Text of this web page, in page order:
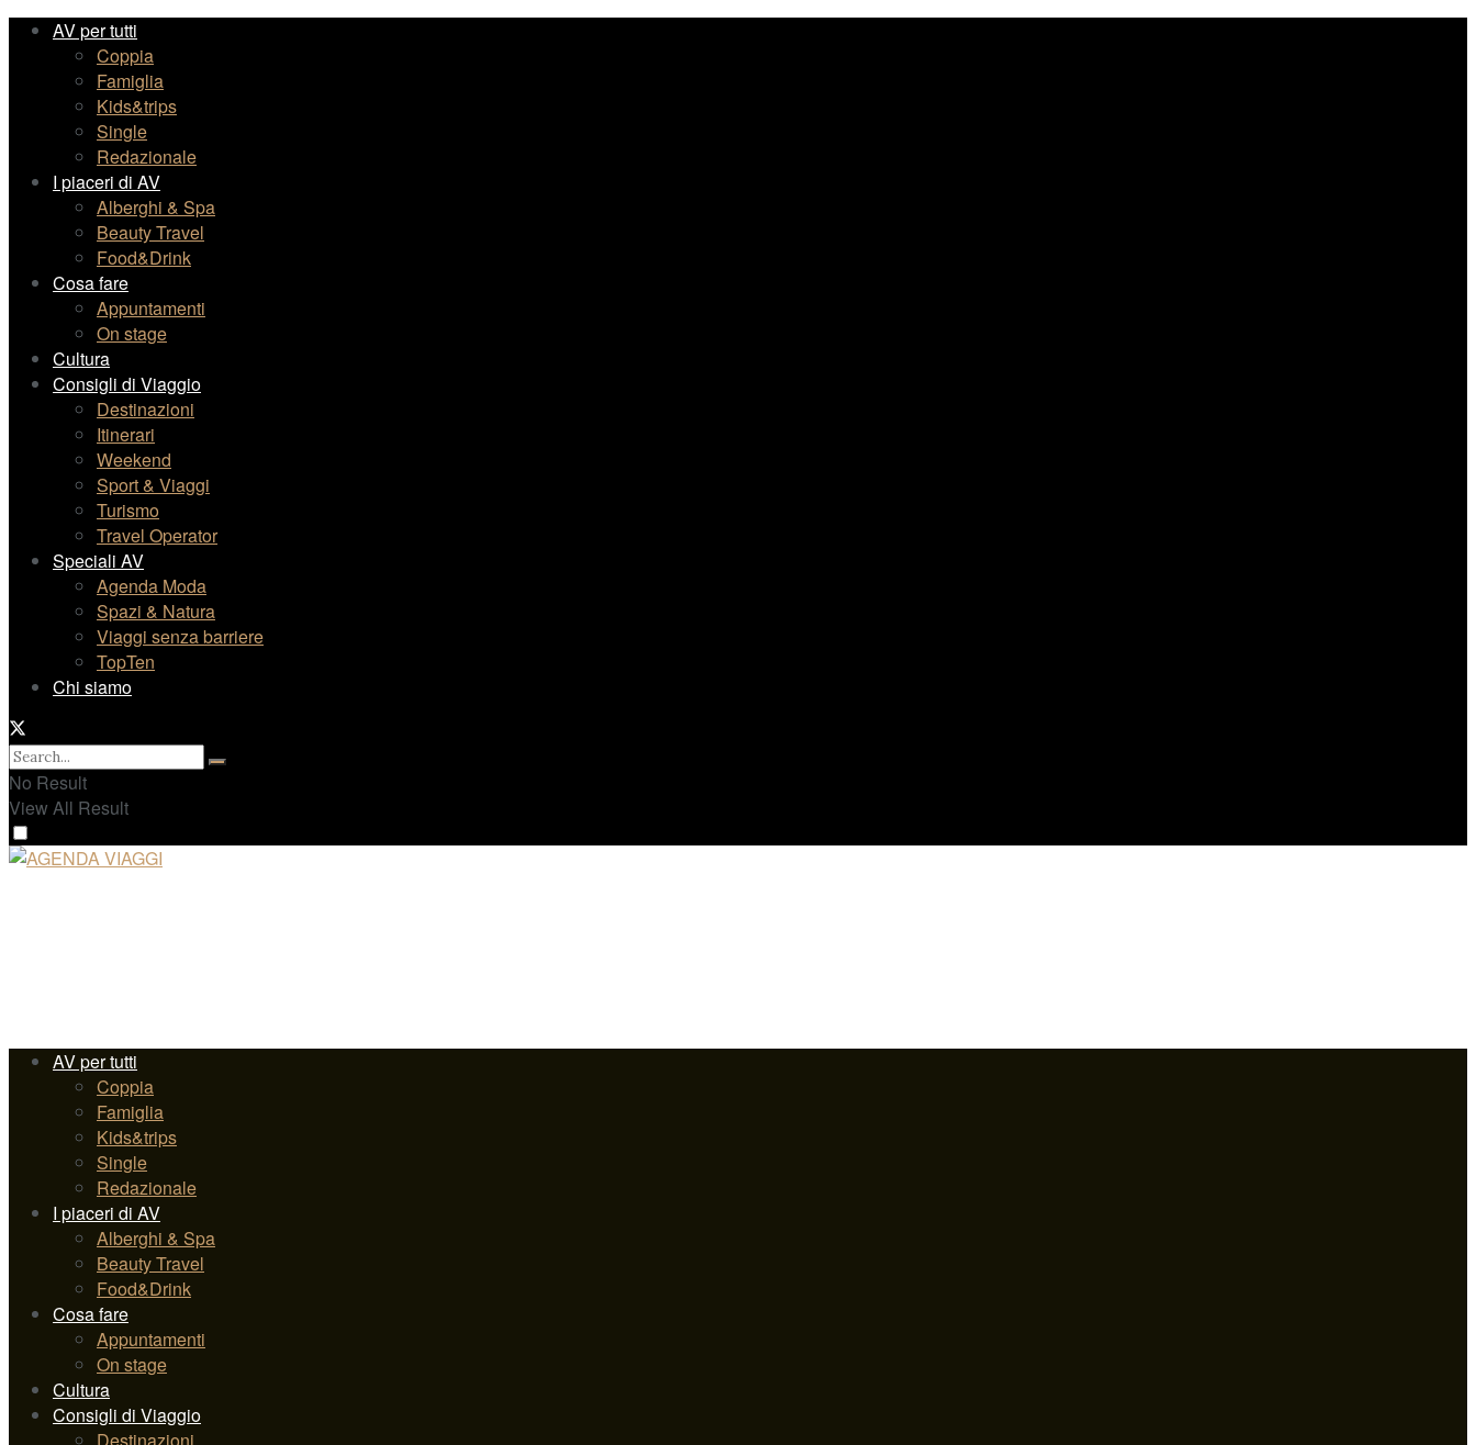
AV per tutti
Coppia
Famiglia
Kids&trips
Single
Redazionale
I piaceri di AV
Alberghi & Spa
Beauty Travel
Food&Drink
Cosa fare
Appuntamenti
On stage
Cultura
Consigli di Viaggio
Destinazioni
Itinerari
Weekend
Sport & Viaggi
Turismo
Travel Operator
Speciali AV
Agenda Moda
Spazi & Natura
Viaggi senza barriere
TopTen
Chi siamo
No Result
View All Result
AV per tutti
Coppia
Famiglia
Kids&trips
Single
Redazionale
I piaceri di AV
Alberghi & Spa
Beauty Travel
Food&Drink
Cosa fare
Appuntamenti
On stage
Cultura
Consigli di Viaggio